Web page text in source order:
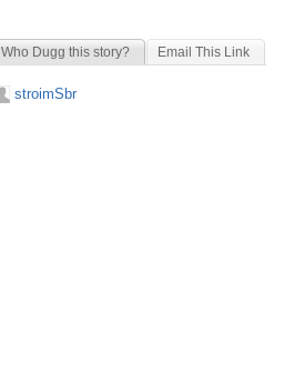
Who Dugg this story? Email This Link
stroimSbr